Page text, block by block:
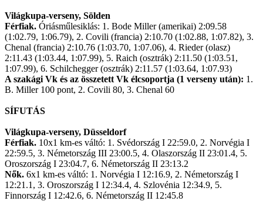
Világkupa-verseny, Sölden
Férfiak. Óriásműlesiklás: 1. Bode Miller (amerikai) 2:09.58
(1:02.79, 1:06.79), 2. Covili (francia) 2:10.70 (1:02.88, 1:07.82), 3.
Chenal (francia) 2:10.76 (1:03.70, 1:07.06), 4. Rieder (olasz)
2:11.43 (1:03.44, 1:07.99), 5. Raich (osztrák) 2:11.50 (1:03.51,
1:07.99), 6. Schilchegger (osztrák) 2:11.57 (1:03.64, 1:07.93)
A szakági Vk és az összetett Vk élcsoportja (1 verseny után): 1.
B. Miller 100 pont, 2. Covili 80, 3. Chenal 60
SÍFUTÁS
Világkupa-verseny, Düsseldorf
Férfiak. 10x1 km-es váltó: 1. Svédország I 22:59.0, 2. Norvégia I
22:59.5, 3. Németország III 23:00.5, 4. Olaszország II 23:01.4, 5.
Oroszország I 23:04.7, 6. Németország II 23:13.2
Nők. 6x1 km-es váltó: 1. Norvégia I 12:16.9, 2. Németország I
12:21.1, 3. Oroszország I 12:34.4, 4. Szlovénia 12:34.9, 5.
Finnország I 12:42.6, 6. Németország II 12:45.8